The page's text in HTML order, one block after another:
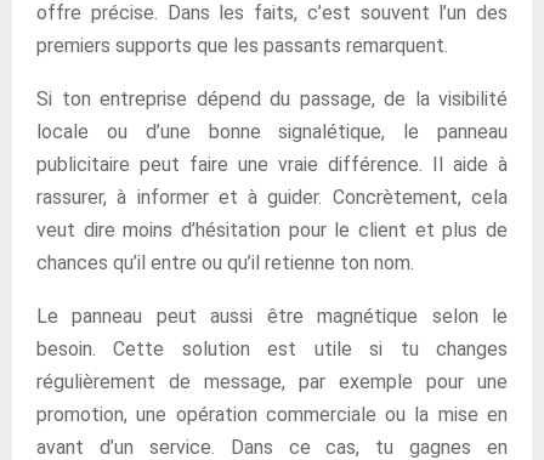
offre précise. Dans les faits, c’est souvent l’un des
premiers supports que les passants remarquent.
Si ton entreprise dépend du passage, de la visibilité
locale ou d’une bonne signalétique, le panneau
publicitaire peut faire une vraie différence. Il aide à
rassurer, à informer et à guider. Concrètement, cela
veut dire moins d’hésitation pour le client et plus de
chances qu’il entre ou qu’il retienne ton nom.
Le panneau peut aussi être magnétique selon le
besoin. Cette solution est utile si tu changes
régulièrement de message, par exemple pour une
promotion, une opération commerciale ou la mise en
avant d’un service. Dans ce cas, tu gagnes en